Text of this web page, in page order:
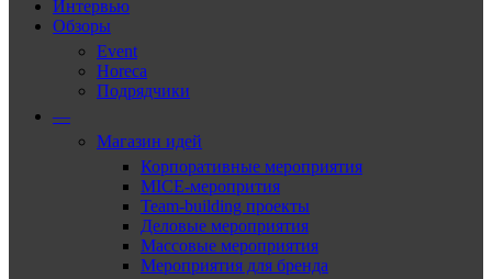
Интервью
Обзоры
Event
Horeca
Подрядчики
—
Магазин идей
Корпоративные мероприятия
MICE-меропрития
Team-building проекты
Деловые мероприятия
Массовые мероприятия
Мероприятия для бренда